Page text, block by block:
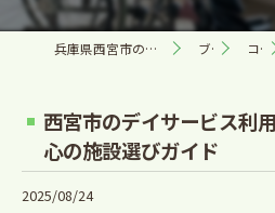
兵庫県西宮市の訪問看護なら合同会社きずな ブログ コラム
西宮市のデイサービス利
心の施設選びガイド
2025/08/24